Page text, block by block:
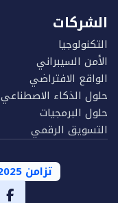
الشركات
التكنولوجيا
الأمن السيبراني
الواقع الافتراضي
حلول الذكاء الاصطناعي
حلول البرمجيات
التسويق الرقمي
تزامن 2025®
